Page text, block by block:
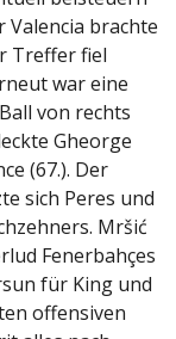
brachte
Treffer fiel
war eine
von rechts
Gheorge
(67.). Der
sich Peres und
Mršić
Fenerbahçes
für King und
offensiven